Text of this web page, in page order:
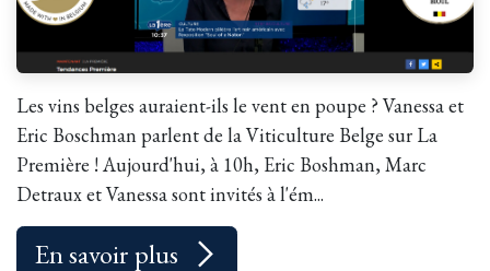
Les vins belges auraient-ils le vent en poupe ? Vanessa et
Eric Boschman parlent de la Viticulture Belge sur La
Première ! Aujourd'hui, à 10h, Eric Boshman, Marc
Detraux et Vanessa sont invités à l'ém...
En savoir plus